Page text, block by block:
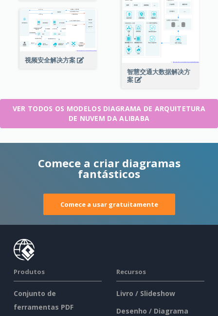
智慧交通大数据解决方
案
视频安全解决方案
VER TODOS OS MODELOS DIAGRAMA DE ARQUITETURA
DE NUVEM DA ALIBABA
Comece a criar diagramas
fantásticos
Comece a usar gratuitamente
Produtos
Conjunto de
ferramentas PDF
Recursos
Livro / Slideshow
Desenho / Diagrama